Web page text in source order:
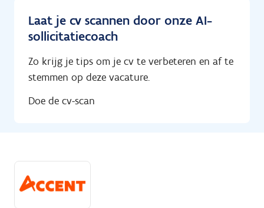
Laat je cv scannen door onze AI-
sollicitatiecoach
Zo krijg je tips om je cv te verbeteren en af te
stemmen op deze vacature.
Doe de cv-scan